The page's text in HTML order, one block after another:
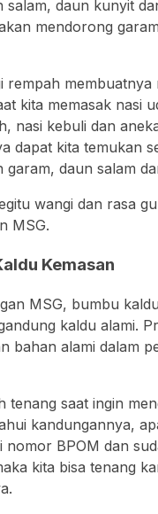
salam, daun kunyit
mendorong
rempah membuatnya
kita memasak nasi
nasi kebuli dan
dapat kita temukan
garam, daun salam
wangi dan rasa
MSG.
Kemasan
MSG, bumbu
kaldu alami.
bahan alami dalam
tenang saat ingin
kandungannya,
nomor BPOM dan
kita bisa tenang